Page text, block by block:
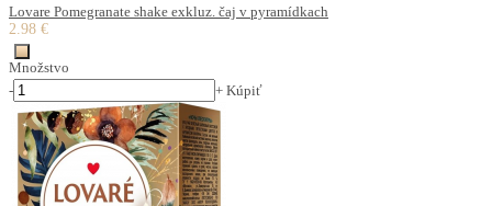
Lovare Pomegranate shake exkluz. čaj v pyramídkach
2.98 €
Množstvo
-
+ Kúpiť